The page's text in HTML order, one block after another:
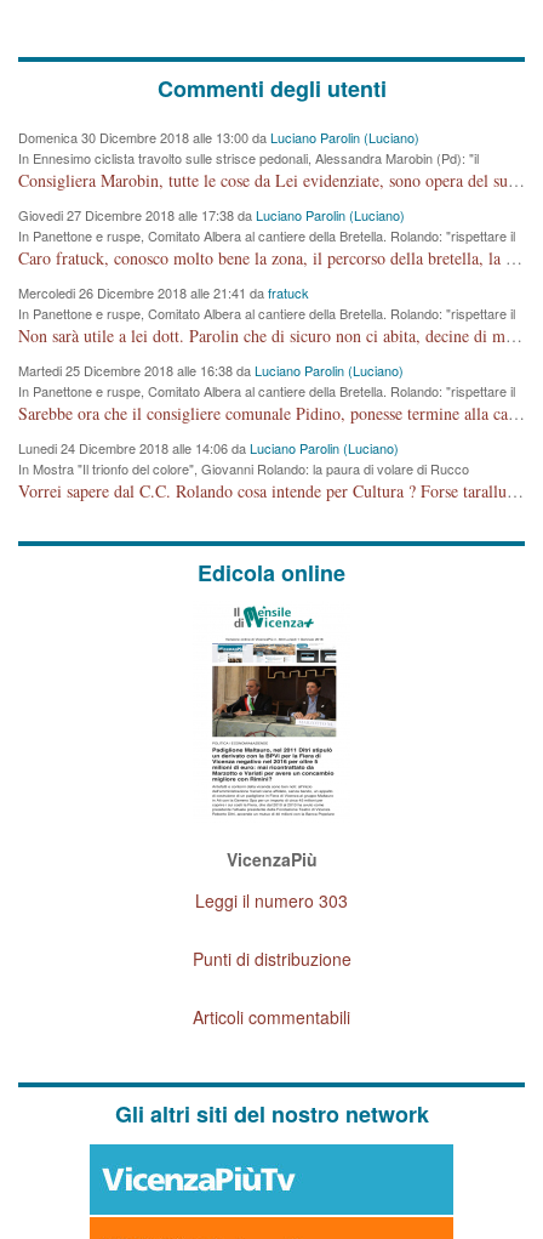
Commenti degli utenti
Domenica 30 Dicembre 2018 alle 13:00 daLuciano Parolin (Luciano)
In Ennesimo ciclista travolto sulle strisce pedonali, Alessandra Marobin (Pd): "il
Comune si svegli"
Consigliera Marobin, tutte le cose da Lei evidenziate, sono opera del suo ex Assessore e compagno di Partito Antonio Marco Dalla Pozza Assessore alla "progettazione" di piste ciclabili e altre porcherie. A lui manderei il conto da saldare per incidenti e danni alle persone. E' ora che "finiamola." Avete perso rassegnatevi. qui IL SINDACO RUCCO NON C'ENTRA PER NIENTE. CAPITO!!!!!!!! Amen.
Giovedi 27 Dicembre 2018 alle 17:38 daLuciano Parolin (Luciano)
In Panettone e ruspe, Comitato Albera al cantiere della Bretella. Rolando: "rispettare il
cronoprogramma"
Caro fratuck, conosco molto bene la zona, il percorso della bretella, la situazione dei cittadini, abito in Viale Trento. A partire dal 2003 ho partecipato al Comitato di Maddalene pro bretella, e a riunioni propositive per apportare modifiche al progetto. Numerose mie foto del territorio sono arrivate a Roma, altri miei interventi (non graditi dalla Sx) sono stati pubblicati dal GdV, assieme ad altri come Ciro Asproso, ora favorevole alla bretella. Ho partecipato alla raccolta firme per la chiusura della strada x 5 giorni eseguita dal Sindaco Hullwech per sforamento 180 Micro/g. Pertanto come impegno per la tematica sono apposto con la coscienza. Ora il Progetto è partito, fine! Voglio dire che la nuova Giunta "comunale" non c'entra più. L'opera sarà "malauguratamente" eseguita, ma non con il mio placet. Il Consigliere Comunale dovrebbe capire che la campagna elettorale è finita, con buona pace di tutti. Quello che invece dovrebbe interessare è la proprietà della strada, dall'uscita autostradale Ovest, sino alla Rotatoria dell'Albara, vi sono tre possessori: Autostrade SpA; La Provincia, il Comune. Come la mettiamo per il futuro ? I costi, da 50 sono saliti a 100 milioni di € come dire 20 milioni a KM (!) da non credere. Comunque si farà. Ma nessuno canti Vittoria, anzi meglio non farne un ulteriore fatto "partitico" per questioni elettorali o di seggio. Se mi manda la sua mail, sono disponibile ad inviare i documenti e le foto sopra descritte. Con ossequi, Luciano Parolin
Mercoledi 26 Dicembre 2018 alle 21:41 dafratuck
In Panettone e ruspe, Comitato Albera al cantiere della Bretella. Rolando: "rispettare il
cronoprogramma"
Non sarà utile a lei dott. Parolin che di sicuro non ci abita, decine di migliaia di TIR, automobili e padroncini che passano quotidianamente per una strada appena rotabile, non è più possibile stendere i panni, attraversare la strada senza rischiare la morte, le case stanno crepando, i tempi sono cambiati e la bretella non passerà assolutamente per maddalene (ma cosa sta a dire?!), dia invece responsabilità a chi ha costruito tagliando la strada che doveva invece terminare a isola vicentina e non al moracchino lasciando Motta di Costabissara ancora in panne di traffico. I tempi sono cambiati dottore e se l'anagrafe della vita stagna nell'essere umano impressioni conservatrici, la società non le considera perchè va avanti, si industrializza e ha bisogno di infrastrutture e di sviluppo. Ultima considerazione, se è geloso di Rolando perchè vede in lui solo campagne politiche mentre si difendono i SOLI diritti dei cittadini, la preghiamo faccia considerazioni più appropriate. Saluti e complimenti per i suoi scritti.
Martedi 25 Dicembre 2018 alle 16:38 daLuciano Parolin (Luciano)
In Panettone e ruspe, Comitato Albera al cantiere della Bretella. Rolando: "rispettare il
cronoprogramma"
Sarebbe ora che il consigliere comunale Pidino, ponesse termine alla campagna elettorale nel territorio del suo seggio Villaggio del Sole. La tiraca è iniziata, distruggerà 6 km di prateria ovest della città, ricca di fonti e sorgenti d'acqua. I cittadini di Maddalene non avranno più Pace la notte. Molta colpa per la costruzione di questa Strada è proprio del signor Rolando,dei suoi gazebo mobili e che vuol far passare questa opera VANDALICA come progetto "utile" a chi ? Non è cosa seria sig. Rolando!
Lunedi 24 Dicembre 2018 alle 14:06 daLuciano Parolin (Luciano)
In Mostra "Il trionfo del colore", Giovanni Rolando: la paura di volare di Rucco
Vorrei sapere dal C.C. Rolando cosa intende per Cultura ? Forse tarallucci, vino e sagre, o spaghetti tricolori del PD ? Il continuo (s)parlare della mostra a Palazzo Chiericati caro consigliere DANNEGGIA FORTEMENTE l'immagine della città TUTTA e fa deviare i consensi che in RUSSIA (badi bene ex U.R.S.S.) sono ECCELLENTI. A livello artistico l'evento è di alta Valenza culturale, COMPITO di Tutta la Cittadinanza fare il possibile per propagandare l'iniziativa senza farne UN CASO PARTITICO come fa Lei da sempre. Meno Gazebo + Partecipazione! E così sia. Amen.
Edicola online
VicenzaPiù
Leggi il numero 303
Punti di distribuzione
Articoli commentabili
Gli altri siti del nostro network